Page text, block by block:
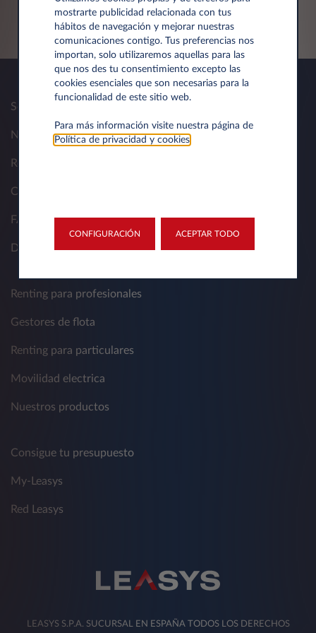
Sobre nosotros
Nuestra soluciones
Reclamo
Contactos
FAQ
Documentos Útiles
Renting para profesionales
Gestores de flota
Renting para particulares
Movilidad electrica
Nuestros productos
Consigue tu presupuesto
My-Leasys
Red Leasys
LEASYS S.P.A. SUCURSAL EN ESPAÑA TODOS LOS DERECHOS
mostrarte publicidad relacionada con tus
hábitos de navegación y mejorar nuestras
comunicaciones contigo. Tus preferencias nos
importan, solo utilizaremos aquellas para las
que nos des tu consentimiento excepto las
cookies esenciales que son necesarias para la
funcionalidad de este sitio web.
Para más información visite nuestra página de
Política de privacidad y cookies.
CONFIGURACIÓN ACEPTAR TODO